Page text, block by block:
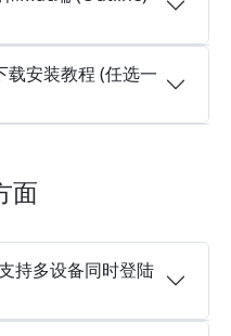
载安装教程 (任选一
面
持多设备同时登陆